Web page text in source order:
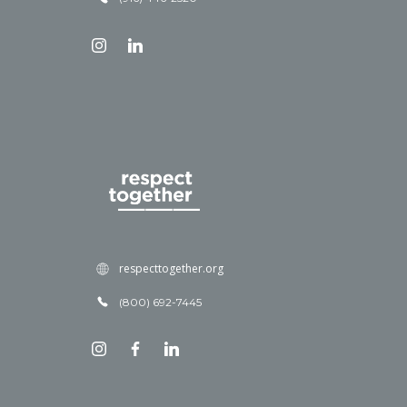
respecttogether.org
(800) 692-7445